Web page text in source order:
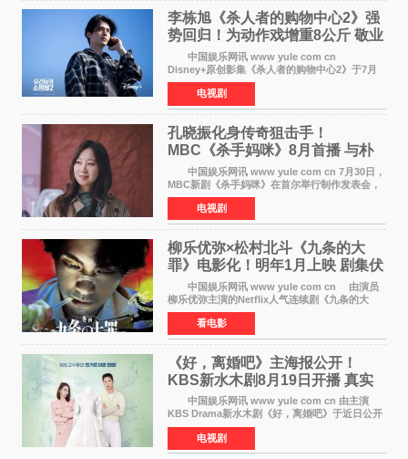
李栋旭《杀人者的购物中心2》强
势回归！为动作戏增重8公斤 敬业
获赞
中国娱乐网讯 www yule com cn
Disney+原创影集《杀人者的购物中心2》于7月
22日正式上线，由男神李栋旭主演的郑进湾以2 0
完全体强势回归。该剧第一季曾被《纽约时报》
评选为全球最佳影集之一
电视剧
孔晓振化身传奇狙击手！
MBC《杀手妈咪》8月首播 与朴
恩斌展开收视对决
中国娱乐网讯 www yule com cn 7月30日，
MBC新剧《杀手妈咪》在首尔举行制作发表会，
主演孔晓振、郑准元、李相二、无真星、崔宇
成、李银泉等人一同出席，为新剧宣传造势。这
是孔晓振继《毛骨
电视剧
柳乐优弥×松村北斗《九条的大
罪》电影化！明年1月上映 剧集伏
笔将全面揭晓
中国娱乐网讯 www yule com cn 由演员
柳乐优弥主演的Netflix人气连续剧《九条的大
罪》正式宣布改编为电影，将于明年1月8日全国
上映。柳乐优弥与SixTONES松村北斗再度联
手，为观众带来这部
看电影
《好，离婚吧》主海报公开！
KBS新水木剧8月19日开播 真实
离婚体验记来袭
中国娱乐网讯 www yule com cn 由主演
KBS Drama新水木剧《好，离婚吧》于近日公开
主海报，正式进入开播倒计时。 海报中，男
女主角背对背站立，各自望向不同方向，中央的
空白与冷漠的表情
电视剧